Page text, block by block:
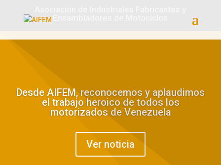
Desde AIFEM, reconocemos y aplaudimos
el trabajo heroico de todos los
motorizados de Venezuela
Ver noticia